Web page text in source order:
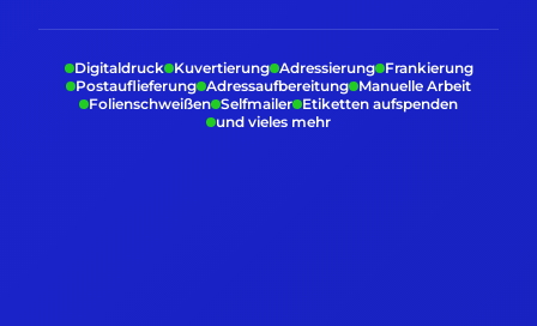
Digitaldruck Kuvertierung Adressierung Frankierung
Postauflieferung Adressaufbereitung Manuelle Arbeit
Folienschweißen Selfmailer Etiketten aufspenden
und vieles mehr